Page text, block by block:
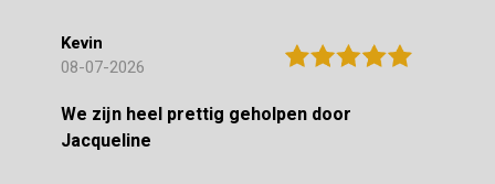
Kevin
08-07-2026
We zijn heel prettig geholpen door
Jacqueline